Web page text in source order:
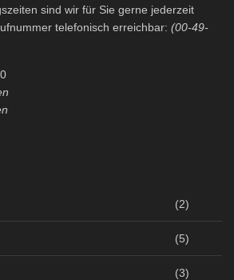
sind wir für Sie gerne jederzeit
telefonisch erreichbar: (00-49-
(2)
(5)
(3)